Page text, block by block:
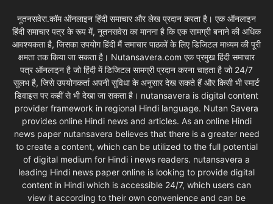
नूतनसवेरा.कॉम ऑनलाइन हिंदी समाचार और लेख प्रदान करता है। एक ऑनलाइन
हिंदी समाचार पत्र के रूप में, नूतनसवेरा का मानना है कि एक सामग्री बनाने की अधिक
आवश्यकता है, जिसका उपयोग हिंदी मैं समाचार पाठकों के लिए डिजिटल माध्यम की पूरी
क्षमता तक किया जा सकता है। Nutansavera.com एक प्रमुख हिंदी समाचार
पत्र ऑनलाइन है जो हिंदी में डिजिटल सामग्री प्रदान करना चाहता है जो 24/7
सुलभ है, जिसे उपयोगकर्ता अपनी सुविधा के अनुसार देख सकते हैं और किसी भी स्मार्ट
डिवाइस पर कहीं से भी देखा जा सकता है। nutansavera is digital content
provider framework in regional Hindi language. Nutan Savera
provides online Hindi news and articles. As an online Hindi
news paper nutansavera believes that there is a greater need
to create a content, which can be utilized to the full potential
of digital medium for Hindi i news readers. nutansavera a
leading Hindi news paper online is looking to provide digital
content in Hindi which is accessible 24/7, which users can
view it according to their own convenience and can be